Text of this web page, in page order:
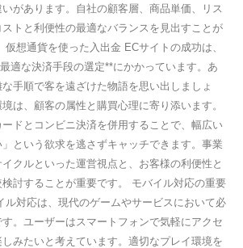
があります。自社の顧客層、商品単価、リス
トと利便性の最適なバランスを見出すことが
想通貨を使った入出金 ECサイトの成功は、
適な決済手段の選定**にかかっています。あ
手順で客を遠ざけた物語を思い出しましょ
は、顧客の属性と購買心理に寄り添います。
ドとコンビニ決済を併用することで、幅広い
という欲求を逃さずキャッチできます。事業
クルといった運営視点と、お客様の利便性と
討することが重要です。 モバイル対応の重要
ル対応は、現代のゲームやサービスにおいて必
。ユーザーはスマートフォンで気軽にアクセ
みたいと考えています。適切なプレイ環境を